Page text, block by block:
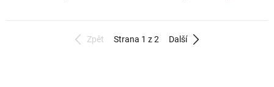
Zpět Strana 1 z 2 Další